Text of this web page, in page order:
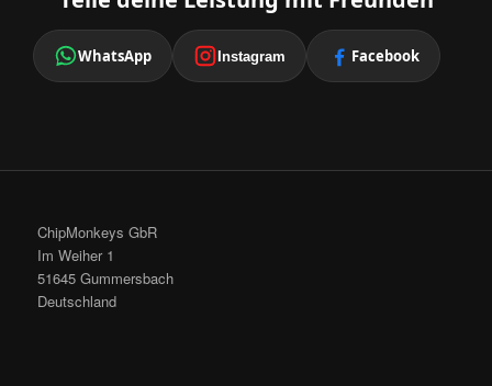
WhatsApp Instagram Facebook
ChipMonkeys GbR
Im Weiher 1
51645 Gummersbach
Deutschland